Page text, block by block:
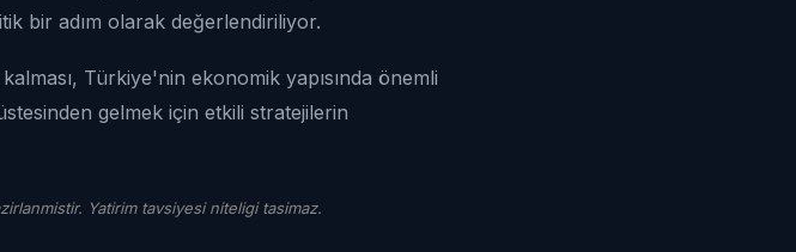
bir adım olarak değerlendiriliyor.
Türkiye'nin ekonomik yapısında önemli
gelmek için etkili stratejilerin
Yatirim tavsiyesi niteligi tasimaz.